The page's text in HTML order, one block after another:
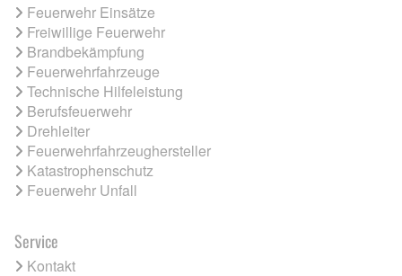
Feuerwehr Einsätze
Freiwillige Feuerwehr
Brandbekämpfung
Feuerwehrfahrzeuge
Technische Hilfeleistung
Berufsfeuerwehr
Drehleiter
Feuerwehrfahrzeughersteller
Katastrophenschutz
Feuerwehr Unfall
Service
Kontakt